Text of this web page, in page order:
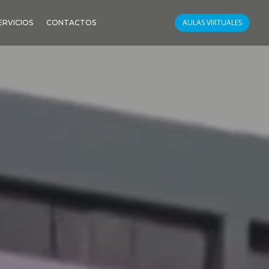
CONTACTOS AULAS VIRTUALES